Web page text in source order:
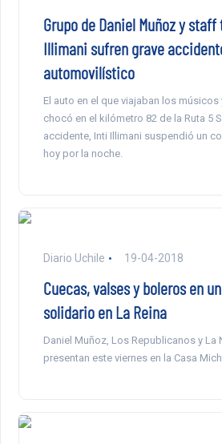
Grupo de Daniel Muñoz y
Illimani sufren grave
automovilístico
El auto en el que viajaban los
chocó en el kilómetro 82 de la Ruta 5
accidente, Inti Illimani suspendió un
hoy por la noche.
Diario Uchile 19-04-2018
Cuecas, valses y boleros en
solidario en La Reina
Daniel Muñoz, Los Republicanos y La
presentan este viernes en la Casa